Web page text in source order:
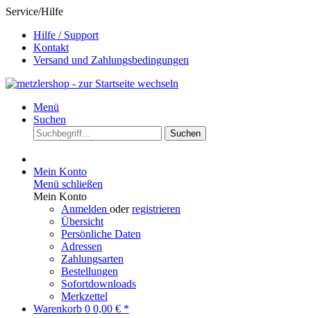
Service/Hilfe
Hilfe / Support
Kontakt
Versand und Zahlungsbedingungen
Menü
Suchen
Suchen
Mein Konto
Menü schließen
Mein Konto
Anmelden oderregistrieren
Übersicht
Persönliche Daten
Adressen
Zahlungsarten
Bestellungen
Sofortdownloads
Merkzettel
Warenkorb 0 0,00 € *